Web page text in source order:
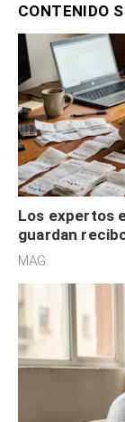
CONTENIDO
Los expertos
guardan
son
MAG.